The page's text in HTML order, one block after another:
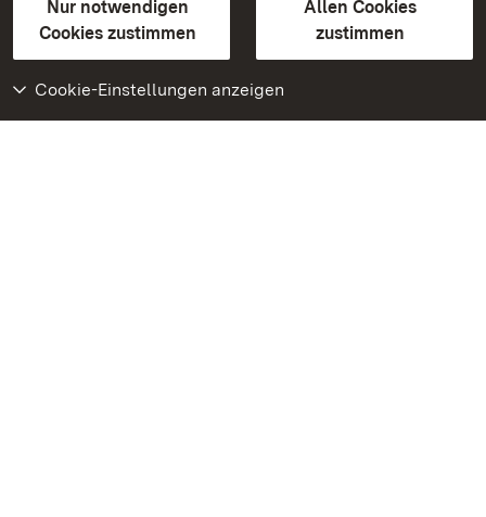
Nur notwendigen
Cookies zustimmen
Allen Cookies
zustimmen
Cookie-Einstellungen anzeigen
Erklärung zur Barrierefreiheit
BITV-konform (geprüfte Seiten)
Weiteres